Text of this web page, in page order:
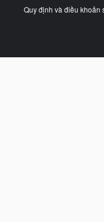
Quy định và điều khoản